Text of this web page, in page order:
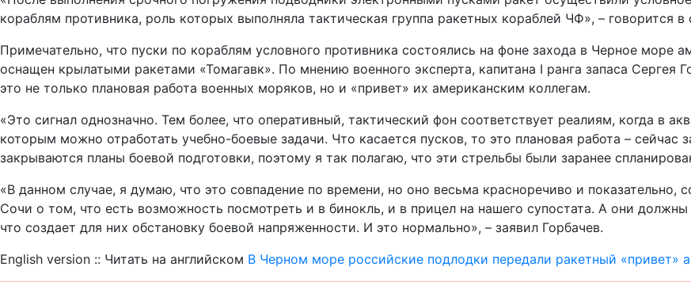
кораблям противника, роль которых выполняла тактическая группа ракетных кораблей ЧФ», – говорится
Примечательно, что пуски по кораблям условного противника состоялись на фоне захода в Черное море
оснащен крылатыми ракетами «Томагавк». По мнению военного эксперта, капитана I ранга запаса Сергея
это не только плановая работа военных моряков, но и «привет» их американским коллегам.
«Это сигнал однозначно. Тем более, что оперативный, тактический фон соответствует реалиям, когда в
которым можно отработать учебно-боевые задачи. Что касается пусков, то это плановая работа – сейчас
закрываются планы боевой подготовки, поэтому я так полагаю, что эти стрельбы были заранее
«В данном случае, я думаю, что это совпадение по времени, но оно весьма красноречиво и показательно,
Сочи о том, что есть возможность посмотреть и в бинокль, и в прицел на нашего супостата. А они
что создает для них обстановку боевой напряженности. И это нормально», – заявил Горбачев.
English version :: Читать на английском В Черном море российские подлодки передали ракетный «привет»